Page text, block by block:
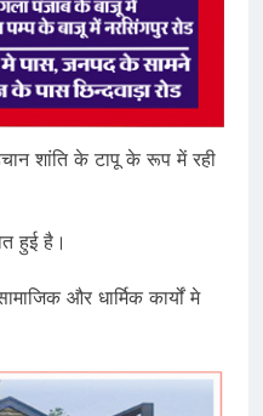
शांति के टापू के रूप में रही
हुई है।
और धार्मिक कार्यों मे